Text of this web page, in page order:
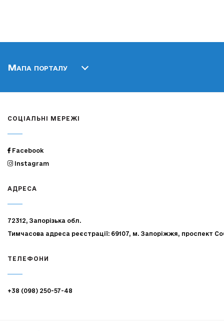
Мапа порталу
СОЦІАЛЬНІ МЕРЕЖІ
Facebook
Instagram
АДРЕСА
72312, Запорізька обл.
Тимчасова адреса реєстрації: 69107, м. Запоріжжя, проспект
ТЕЛЕФОНИ
+38 (098) 250-57-48